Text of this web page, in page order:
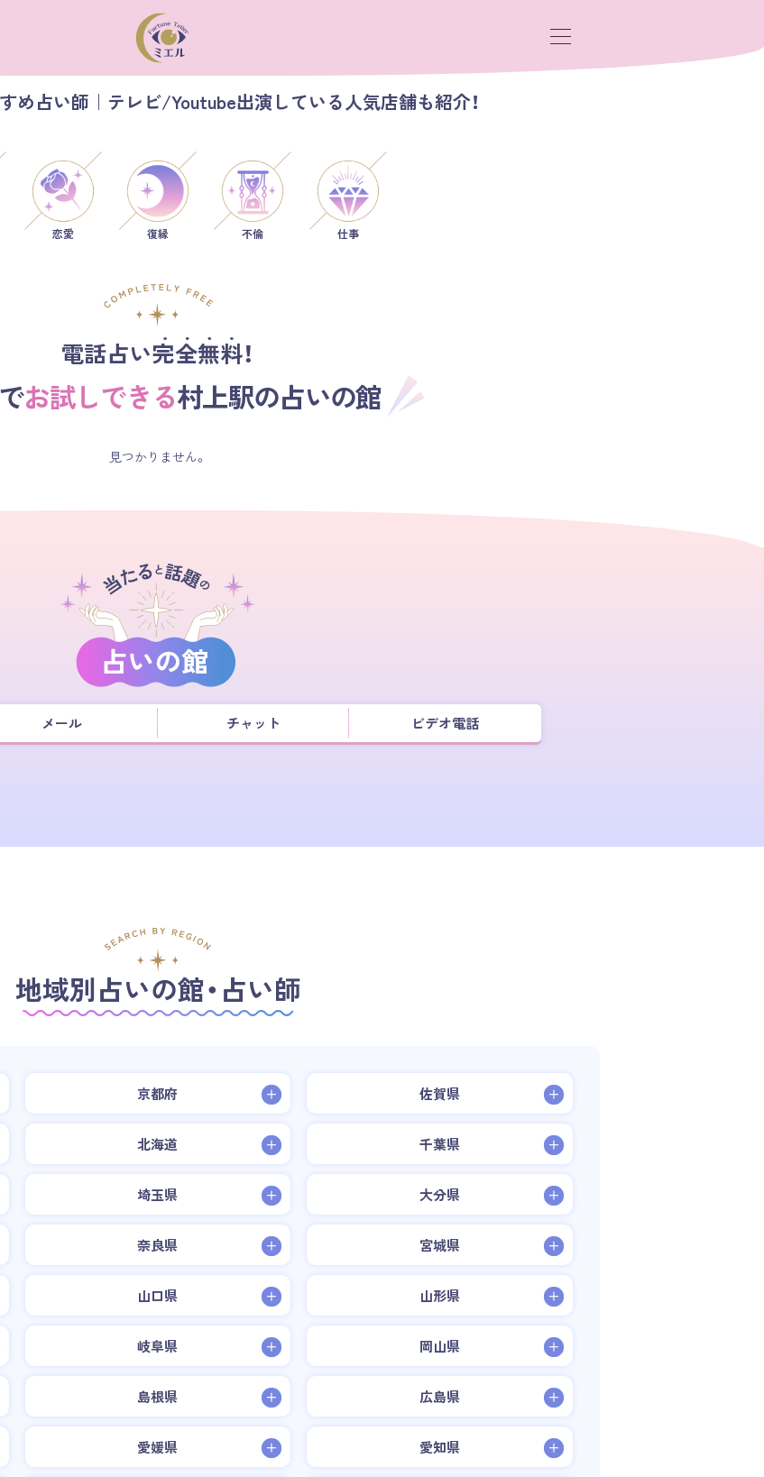
め占い師｜テレビ/Youtube出演している人気店舗も紹介！
恋愛 復縁 不倫 仕事
電話占い完全無料！
お試しできる村上駅の占いの館
見つかりません。
メール チャット ビデオ電話
地域別占いの館・占い師
京都府 佐賀県
北海道 千葉県
埼玉県 大分県
奈良県 宮城県
山口県 山形県
岐阜県 岡山県
島根県 広島県
愛媛県 愛知県